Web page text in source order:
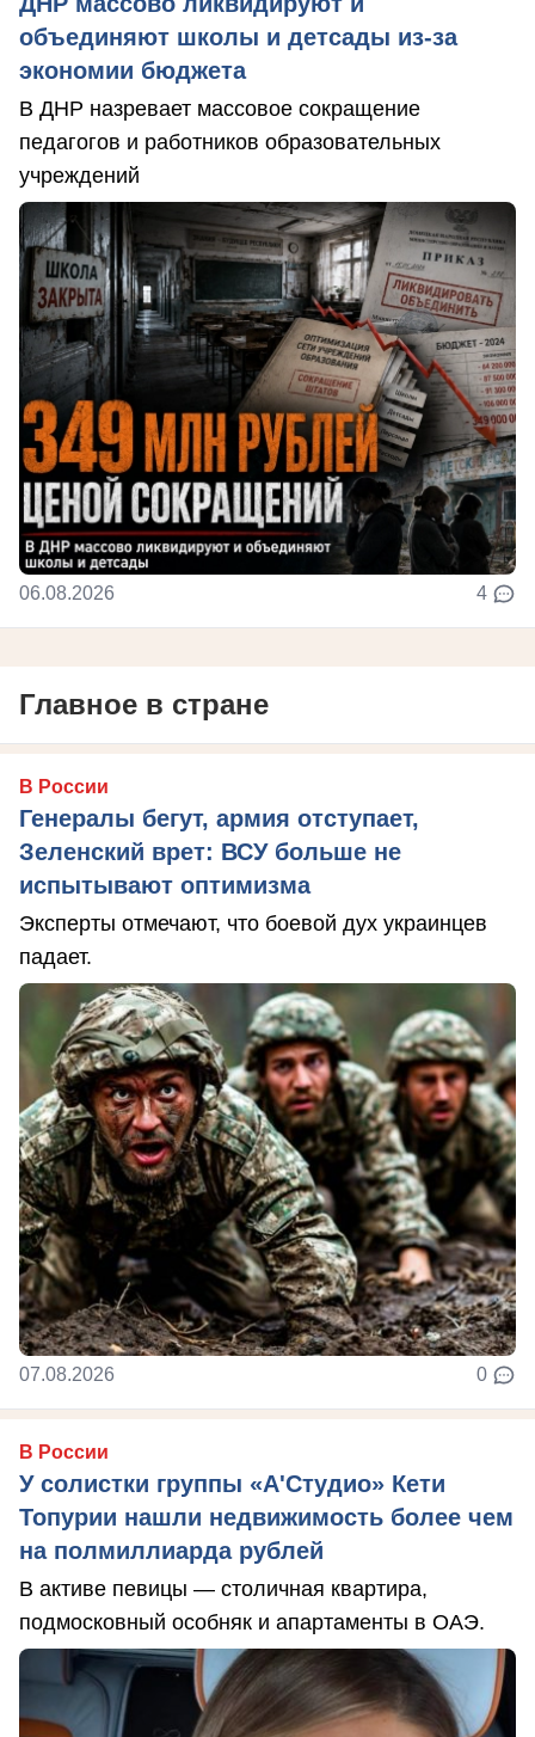
объединяют школы и детсады из-за
экономии бюджета
В ДНР назревает массовое сокращение
педагогов и работников образовательных
учреждений
06.08.2026 4
Главное в стране
В России
Генералы бегут, армия отступает,
Зеленский врет: ВСУ больше не
испытывают оптимизма
Эксперты отмечают, что боевой дух украинцев
падает.
07.08.2026 0
В России
У солистки группы «А'Студио» Кети
Топурии нашли недвижимость более чем
на полмиллиарда рублей
В активе певицы — столичная квартира,
подмосковный особняк и апартаменты в ОАЭ.